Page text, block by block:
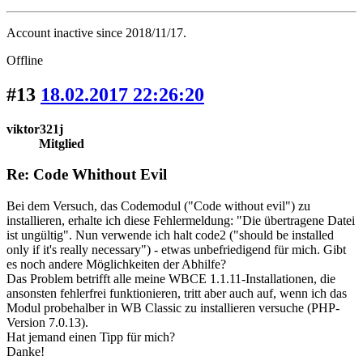
Account inactive since 2018/11/17.
Offline
#13 18.02.2017 22:26:20
viktor321j
Mitglied
Re: Code Whithout Evil
Bei dem Versuch, das Codemodul ("Code without evil") zu
installieren, erhalte ich diese Fehlermeldung: "Die übertragene Datei
ist ungültig". Nun verwende ich halt code2 ("should be installed
only if it's really necessary") - etwas unbefriedigend für mich. Gibt
es noch andere Möglichkeiten der Abhilfe?
Das Problem betrifft alle meine WBCE 1.1.11-Installationen, die
ansonsten fehlerfrei funktionieren, tritt aber auch auf, wenn ich das
Modul probehalber in WB Classic zu installieren versuche (PHP-
Version 7.0.13).
Hat jemand einen Tipp für mich?
Danke!